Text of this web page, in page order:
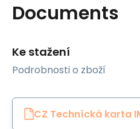
Documents
Ke stažení
Podrobnosti o zboží
CZ Technícká karta